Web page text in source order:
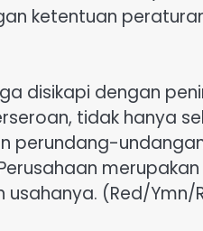
ketentuan
disikapi dengan
tidak hanya
perundang-
(Red/Ymn/